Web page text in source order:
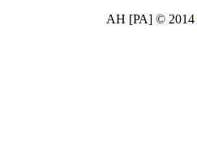
АН [РА] © 2014